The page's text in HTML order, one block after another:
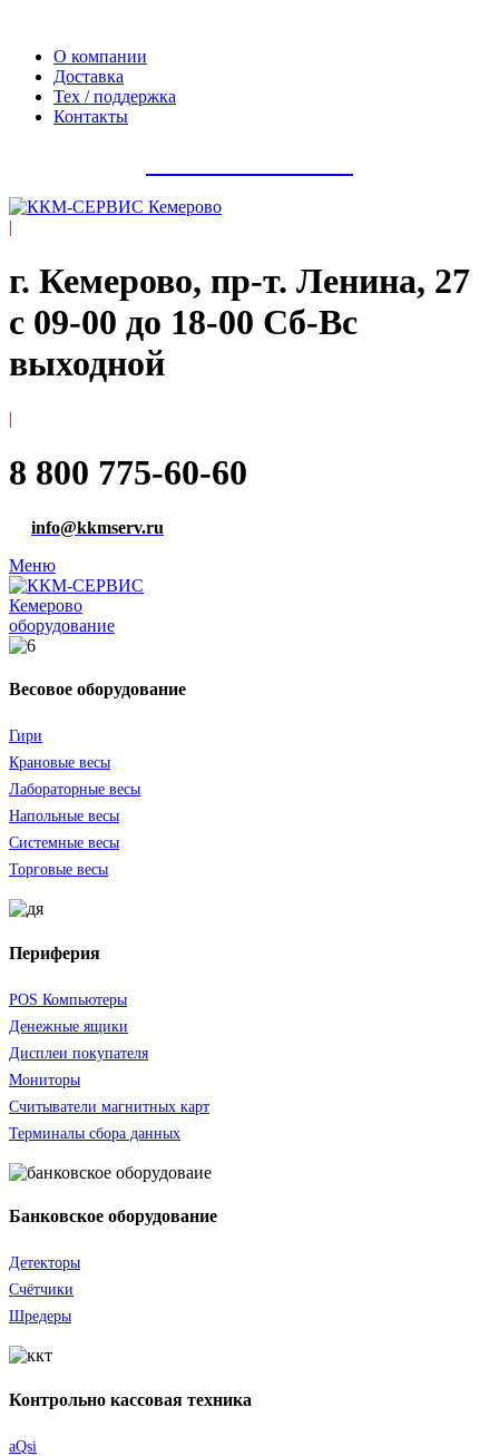
О компании
Доставка
Тех / поддержка
Контакты
|
г. Кемерово, пр-т. ​Ленина, 27
с 09-00 до 18-00 Сб-Вс
выходной
|
8 800 775-60-60
info@kkmserv.ru
Меню
оборудование
Весовое оборудование
Гири
Крановые весы
Лабораторные весы
Напольные весы
Системные весы
Торговые весы
Периферия
POS Компьютеры
Денежные ящики
Дисплеи покупателя
Мониторы
Считыватели магнитных карт
Терминалы сбора данных
Банковское оборудование
Детекторы
Счётчики
Шредеры
Контрольно кассовая техника
aQsi